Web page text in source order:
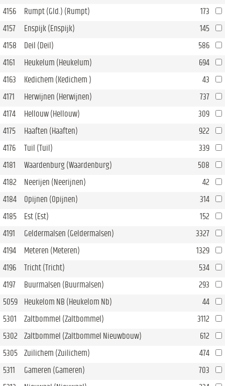
4156 Rumpt (Gld.) (Rumpt)
173
4157
Enspijk (Enspijk)
145
4158
Deil (Deil)
586
4161
Heukelum (Heukelum)
694
4163
Kedichem (Kedichem )
43
4171
Herwijnen (Herwijnen)
737
4174
Hellouw (Hellouw)
309
4175
Haaften (Haaften)
922
4176
Tuil (Tuil)
339
4181
Waardenburg (Waardenburg)
508
4182
Neerijen (Neerijnen)
42
4184
Opijnen (Opijnen)
314
4185
Est (Est)
152
4191
Geldermalsen (Geldermalsen)
3327
4194
Meteren (Meteren)
1329
4196
Tricht (Tricht)
534
4197
Buurmalsen (Buurmalsen)
293
5059
Heukelom NB (Heukelom Nb)
44
5301
Zaltbommel (Zaltbommel)
3112
5302
Zaltbommel (Zaltbommel Nieuwbouw)
612
5305
Zuilichem (Zuilichem)
474
5311
Gameren (Gameren)
703